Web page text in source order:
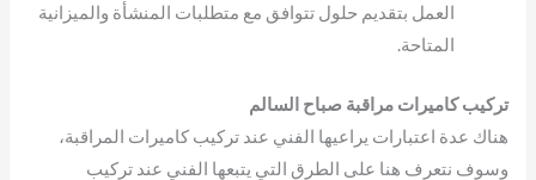
العمل بتقديم حلول تتوافق مع متطلبات المنشأة والميزانية
المتاحة.
تركيب كاميرات مراقبة صباح السالم
هناك عدة اعتبارات يراعيها الفني عند تركيب كاميرات المراقبة،
وسوف نتعرف هنا على الطرق التي يتبعها الفني عند تركيب